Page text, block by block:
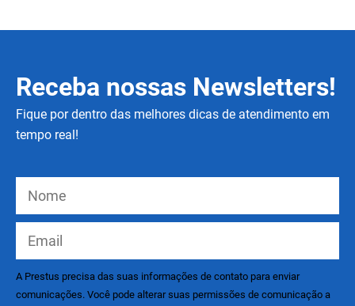
Receba nossas Newsletters!
Fique por dentro das melhores dicas de atendimento em
tempo real!
A Prestus precisa das suas informações de contato para enviar
comunicações. Você pode alterar suas permissões de comunicação a